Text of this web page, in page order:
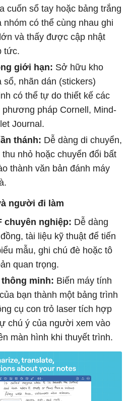
cuốn sổ tay hoặc bảng trắng
nhóm có thể cùng nhau ghi
và thấy được cập nhật
tức.
giới hạn: Sở hữu kho
sổ, nhãn dán (stickers)
có thể tự do thiết kế các
pháp Cornell, Mind-
Journal.
thánh: Dễ dàng di chuyển,
nhỏ hoặc chuyển đổi bất
thành văn bản đánh máy
người đi làm
chuyên nghiệp: Dễ dàng
tài liệu kỹ thuật để tiến
mẫu, ghi chú đè hoặc tô
quan trọng.
minh: Biến máy tính
bạn thành một bảng trình
cụ con trỏ laser tích hợp
chú ý của người xem vào
màn hình khi thuyết trình.